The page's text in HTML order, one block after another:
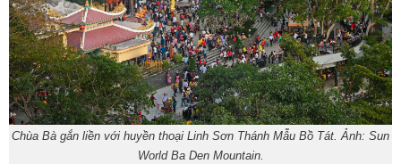
Chùa Bà gắn liền với huyền thoại Linh Sơn Thánh Mẫu Bồ Tát. Ảnh: Sun
World Ba Den Mountain.